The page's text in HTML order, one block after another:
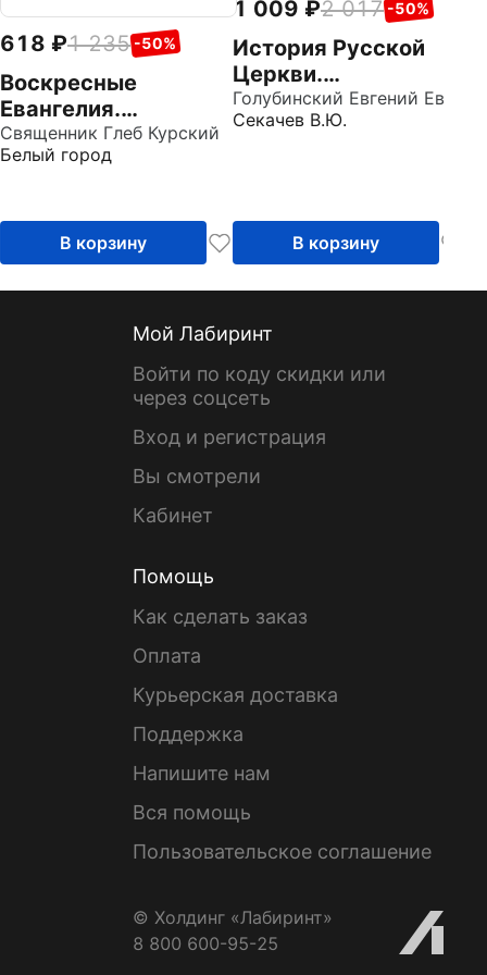
618 1 235 -50%
Воскресные
Евангелия.
Психологический
комментарий
Священник Глеб Курский
Белый город
В корзину
1 009 2 017 -50%
История Русской
Церкви.
Археологический
атлас ко второй
Секачев В.Ю.
В корзину
Мой Лабиринт
Войти по коду скидки или
через соцсеть
Вход и регистрация
Вы смотрели
Кабинет
Помощь
Как сделать заказ
Оплата
Курьерская доставка
Поддержка
Напишите нам
Вся помощь
Пользовательское соглашение
© Холдинг «Лабиринт»
8 800 600-95-25